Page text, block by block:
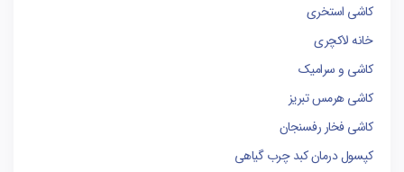
کاشی استخری
خانه لاکچری
کاشی و سرامیک
کاشی هرمس تبریز
کاشی فخار رفسنجان
کپسول درمان کبد چرب گیاهی